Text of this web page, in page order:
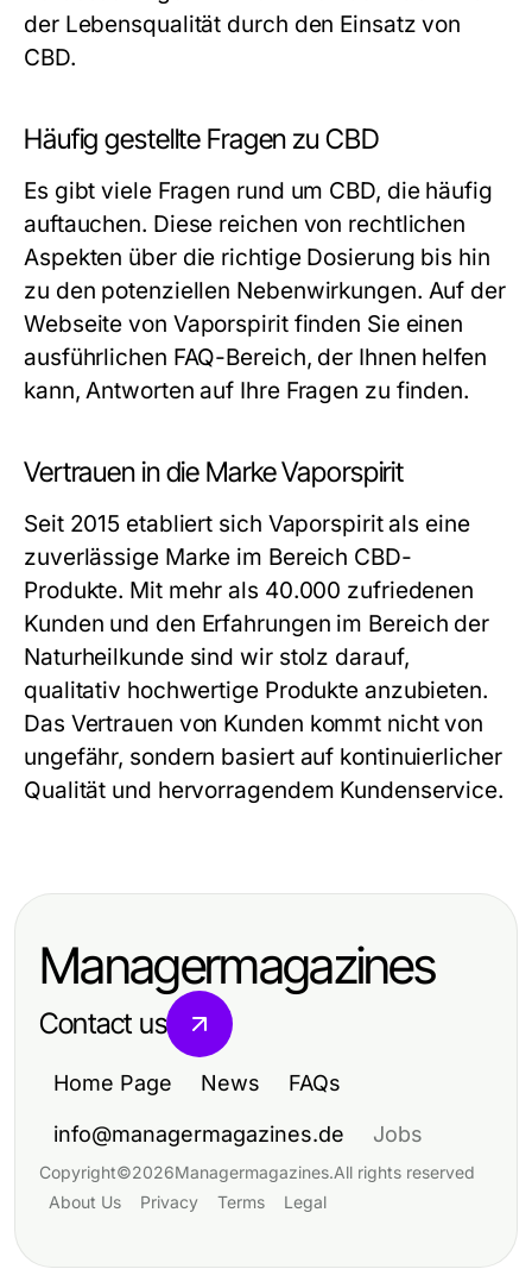
der Lebensqualität durch den Einsatz von
CBD.
Häufig gestellte Fragen zu CBD
Es gibt viele Fragen rund um CBD, die häufig
auftauchen. Diese reichen von rechtlichen
Aspekten über die richtige Dosierung bis hin
zu den potenziellen Nebenwirkungen. Auf der
Webseite von Vaporspirit finden Sie einen
ausführlichen FAQ-Bereich, der Ihnen helfen
kann, Antworten auf Ihre Fragen zu finden.
Vertrauen in die Marke Vaporspirit
Seit 2015 etabliert sich Vaporspirit als eine
zuverlässige Marke im Bereich CBD-
Produkte. Mit mehr als 40.000 zufriedenen
Kunden und den Erfahrungen im Bereich der
Naturheilkunde sind wir stolz darauf,
qualitativ hochwertige Produkte anzubieten.
Das Vertrauen von Kunden kommt nicht von
ungefähr, sondern basiert auf kontinuierlicher
Qualität und hervorragendem Kundenservice.
Managermagazines
Contact us
Home Page News FAQs
info@managermagazines.de Jobs
Copyright©2026Managermagazines.All rights reserved
About Us
Privacy Terms Legal